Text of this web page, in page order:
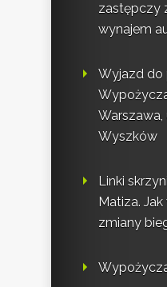
zastępczy
wynajem
Wyjazd do
Wyszków
Linki
Matiza.
zmiany